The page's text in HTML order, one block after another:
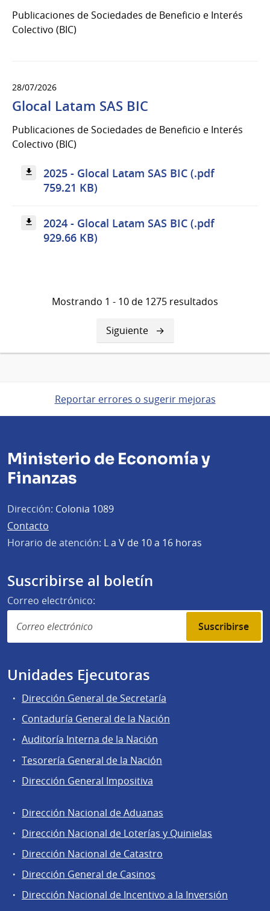
Publicaciones de Sociedades de Beneficio e Interés
Colectivo (BIC)
28/07/2026
Glocal Latam SAS BIC
Publicaciones de Sociedades de Beneficio e Interés
Colectivo (BIC)
2025 - Glocal Latam SAS BIC (.pdf
759.21 KB)
2024 - Glocal Latam SAS BIC (.pdf
929.66 KB)
Mostrando 1 - 10 de 1275 resultados
Siguiente
página
Siguiente
Reportar errores o sugerir mejoras
Ministerio de Economía y
Finanzas
Dirección: Colonia 1089
Contacto
Horario de atención: L a V de 10 a 16 horas
Suscribirse al boletín
Correo electrónico:
Suscribirse
Unidades Ejecutoras
Dirección General de Secretaría
Contaduría General de la Nación
Auditoría Interna de la Nación
Tesorería General de la Nación
Dirección General Impositiva
Áreas
de
la
Dirección
General
Dirección Nacional de Aduanas
Dirección Nacional de Loterías y Quinielas
Dirección Nacional de Catastro
Dirección General de Casinos
Dirección Nacional de Incentivo a la Inversión